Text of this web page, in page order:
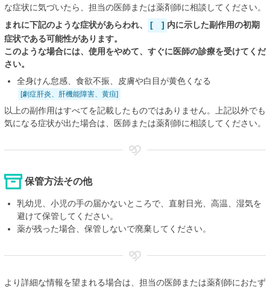
な症状に気づいたら、担当の医師または薬剤師に相談してください。
まれに下記のような症状があらわれ、
[ ] 内に示した副作用の初期
症状である可能性があります。
このような場合には、使用をやめて、すぐに医師の診療を受けてくだ
さい。
全身けん怠感、食欲不振、皮膚や白目が黄色くなる
[劇症肝炎、肝機能障害、黄疸]
以上の副作用はすべてを記載したものではありません。上記以外でも
気になる症状が出た場合は、医師または薬剤師に相談してください。
保管方法その他
乳幼児、小児の手の届かないところで、直射日光、高温、湿気を
避けて保管してください。
薬が残った場合、保管しないで廃棄してください。
より詳細な情報を望まれる場合は、担当の医師または薬剤師におたず